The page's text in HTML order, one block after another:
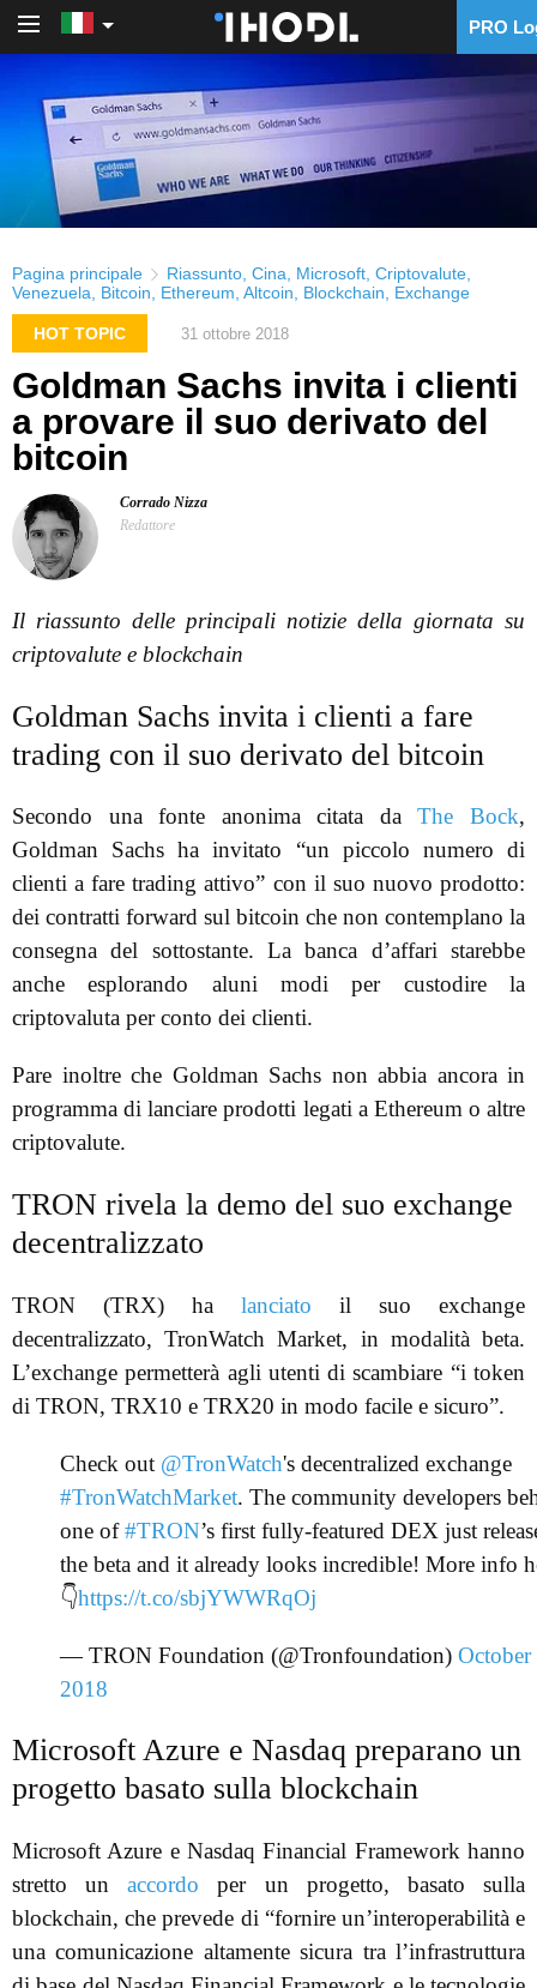
PRO
Pagina principale Riassunto Cina Microsoft Criptovalute
Venezuela
Bitcoin Ethereum Altcoin Blockchain Exchange
HOT TOPIC 31 ottobre 2018
Goldman Sachs invita i clienti
a provare il suo derivato del
bitcoin
Corrado Nizza
Redattore
Il riassunto delle principali notizie della giornata su
criptovalute e blockchain
Goldman Sachs invita i clienti a fare
trading con il suo derivato del bitcoin
Secondo una fonte anonima citata daThe Bock,
Goldman Sachs ha invitato “un piccolo numero di
clienti a fare trading attivo” con il suo nuovo prodotto:
dei contratti forward sul bitcoin che non contemplano la
consegna del sottostante. La banca d’affari starebbe
anche esplorando aluni modi per custodire la
criptovaluta per conto dei clienti.
Pare inoltre che Goldman Sachs non abbia ancora in
programma di lanciare prodotti legati a Ethereum o altre
criptovalute.
TRON rivela la demo del suo exchange
decentralizzato
TRON (TRX) ha lanciato il suo exchange
decentralizzato, TronWatch Market, in modalità beta.
L’exchange permetterà agli utenti di scambiare “i token
di TRON, TRX10 e TRX20 in modo facile e sicuro”.
Check out @TronWatch's decentralized exchange
#TronWatchMarket. The community developers
one of#TRON’s first fully-featured DEX just
the beta and it already looks incredible! More info
👇https://t.co/sbjYWWRqOj
— TRON Foundation (@Tronfoundation) October
2018
Microsoft Azure e Nasdaq preparano un
progetto basato sulla blockchain
Microsoft Azure e Nasdaq Financial Framework hanno
stretto unaccordo per un progetto, basato sulla
blockchain, che prevede di “fornire un’interoperabilità e
una comunicazione altamente sicura tra l’infrastruttura